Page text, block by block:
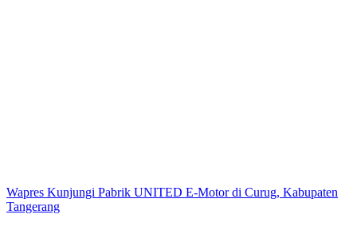
Wapres Kunjungi Pabrik UNITED E-Motor di Curug, Kabupaten
Tangerang